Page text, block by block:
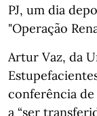
PJ, um dia
"Operação
Artur Vaz, da
conferência de
a “ser